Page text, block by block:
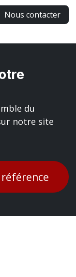
Nous contacter
du
notre site